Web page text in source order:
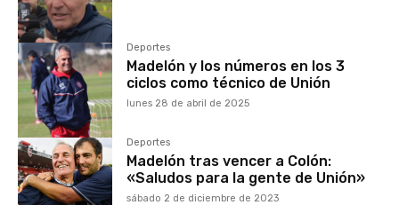
Deportes
Madelón y los números en los 3
ciclos como técnico de Unión
lunes 28 de abril de 2025
Deportes
Madelón tras vencer a Colón:
«Saludos para la gente de Unión»
sábado 2 de diciembre de 2023